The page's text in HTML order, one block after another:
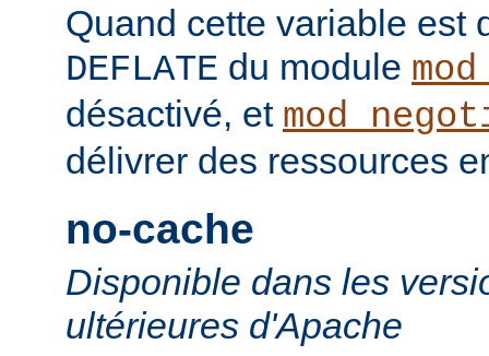
Quand cette variable est
DEFLATE du module
désactivé, et
délivrer des ressources
no-cache
Disponible dans les
ultérieures d'Apache